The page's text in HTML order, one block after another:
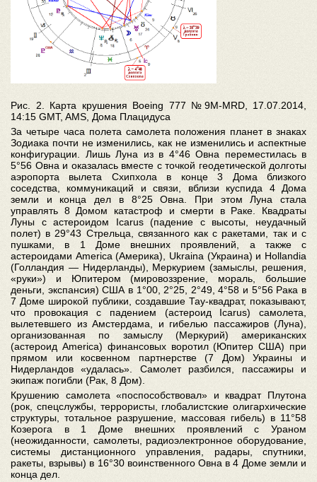
Рис. 2. Карта крушения Boeing 777 №9M-MRD, 17.07.2014,
14:15 GMT, AMS, Дома Плацидуса
За четыре часа полета самолета положения планет в знаках
Зодиака почти не изменились, как не изменились и аспектные
конфигурации. Лишь Луна из в 4°46 Овна переместилась в
5°56 Овна и оказалась вместе с точкой геодетической долготы
аэропорта вылета Схипхола в конце 3 Дома близкого
соседства, коммуникаций и связи, вблизи куспида 4 Дома
земли и конца дел в 8°25 Овна. При этом Луна стала
управлять 8 Домом катастроф и смерти в Раке. Квадраты
Луны с астероидом Icarus (падение с высоты, неудачный
полет) в 29°43 Стрельца, связанного как с ракетами, так и с
пушками, в 1 Доме внешних проявлений, а также с
астероидами America (Америка), Ukraina (Украина) и Hollandia
(Голландия — Нидерланды), Меркурием (замыслы, решения,
«руки») и Юпитером (мировоззрение, мораль, большие
деньги, экспансия) США в 1°00, 2°25, 2°49, 4°58 и 5°56 Рака в
7 Доме широкой публики, создавшие Тау-квадрат, показывают,
что провокация с падением (астероид Icarus) самолета,
вылетевшего из Амстердама, и гибелью пассажиров (Луна),
организованная по замыслу (Меркурий) американских
(астероид America) финансовых воротил (Юпитер США) при
прямом или косвенном партнерстве (7 Дом) Украины и
Нидерландов «удалась». Самолет разбился, пассажиры и
экипаж погибли (Рак, 8 Дом).
Крушению самолета «поспособствовал» и квадрат Плутона
(рок, спецслужбы, террористы, глобалистские олигархические
структуры, тотальное разрушение, массовая гибель) в 11°58
Козерога в 1 Доме внешних проявлений с Ураном
(неожиданности, самолеты, радиоэлектронное оборудование,
системы дистанционного управления, радары, спутники,
ракеты, взрывы) в 16°30 воинственного Овна в 4 Доме земли и
конца дел.